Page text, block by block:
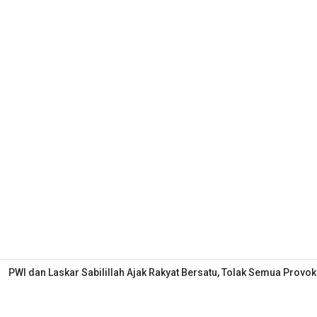
PWI dan Laskar Sabilillah Ajak Rakyat Bersatu, Tolak Semua